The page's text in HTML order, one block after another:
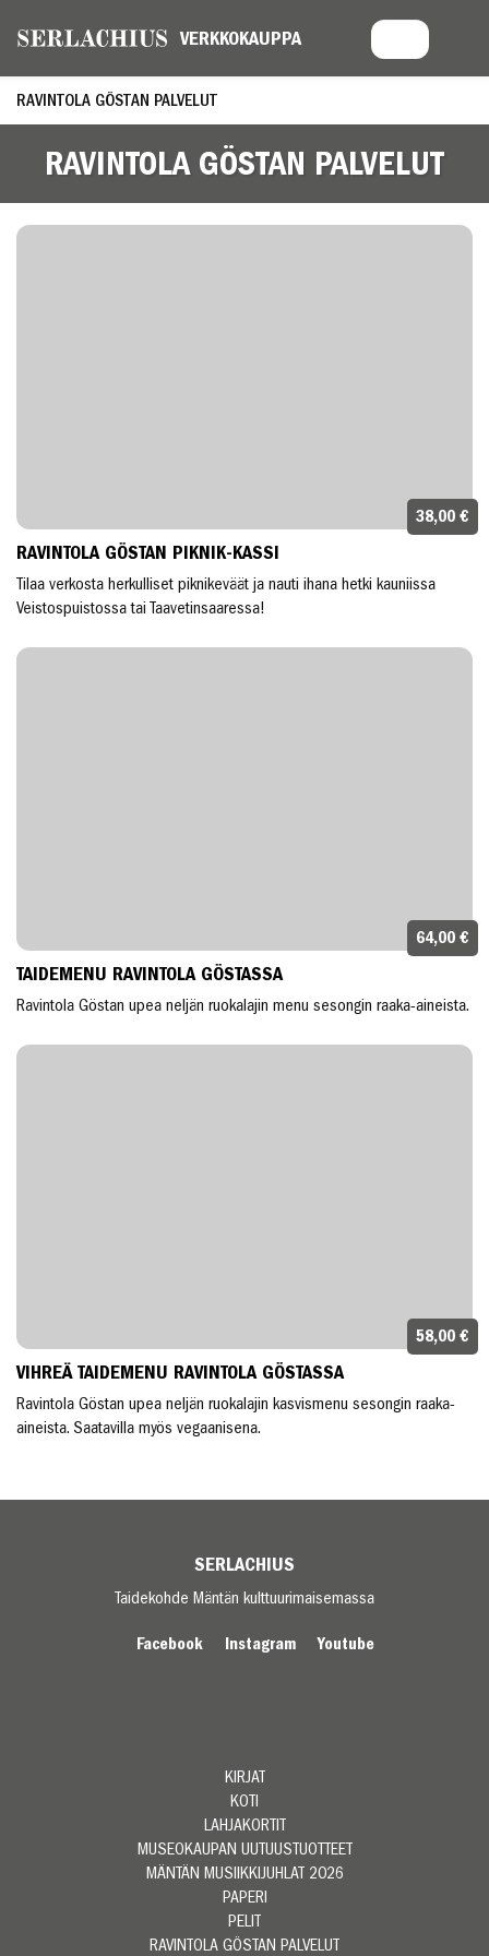
RAVINTOLA GÖSTAN PALVELUT
RAVINTOLA GÖSTAN PALVELUT
38,00 €
RAVINTOLA GÖSTAN PIKNIK-KASSI
Tilaa verkosta herkulliset piknikeväät ja nauti ihana hetki kauniissa
Veistospuistossa tai Taavetinsaaressa!
64,00 €
TAIDEMENU RAVINTOLA GÖSTASSA
Ravintola Göstan upea neljän ruokalajin menu sesongin raaka-aineista.
58,00 €
VIHREÄ TAIDEMENU RAVINTOLA GÖSTASSA
Ravintola Göstan upea neljän ruokalajin kasvismenu sesongin raaka-
aineista. Saatavilla myös vegaanisena.
SERLACHIUS
Taidekohde Mäntän kulttuurimaisemassa
Facebook Instagram Youtube
KIRJAT
KOTI
LAHJAKORTIT
MUSEOKAUPAN UUTUUSTUOTTEET
MÄNTÄN MUSIIKKIJUHLAT 2026
PAPERI
PELIT
RAVINTOLA GÖSTAN PALVELUT